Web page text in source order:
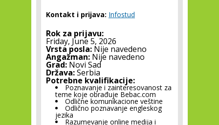
Kontakt i prijava: Infostud
Rok za prijavu:
Friday, June 5, 2026
Vrsta posla: Nije navedeno
Angažman: Nije navedeno
Grad: Novi Sad
Država:Serbia
Potrebne kvalifikacije:
Poznavanje i zainteresovanost za
teme koje obrađuje Bebac.com
Odlične komunikacione veštine
Odlično poznavanje engleskog
jezika
Razumevanje online medija i